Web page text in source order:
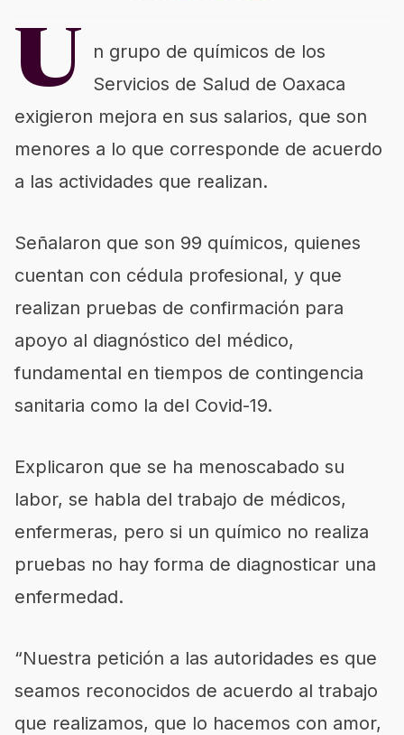
U
n grupo de químicos de los
Servicios de Salud de Oaxaca
exigieron mejora en sus salarios, que son
menores a lo que corresponde de acuerdo
a las actividades que realizan.
Señalaron que son 99 químicos, quienes
cuentan con cédula profesional, y que
realizan pruebas de confirmación para
apoyo al diagnóstico del médico,
fundamental en tiempos de contingencia
sanitaria como la del Covid-19.
Explicaron que se ha menoscabado su
labor, se habla del trabajo de médicos,
enfermeras, pero si un químico no realiza
pruebas no hay forma de diagnosticar una
enfermedad.
“Nuestra petición a las autoridades es que
seamos reconocidos de acuerdo al trabajo
que realizamos, que lo hacemos con amor,